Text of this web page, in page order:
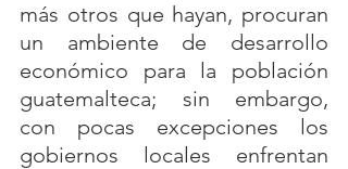
más otros que hayan, procuran
un ambiente de desarrollo
económico para la población
guatemalteca; sin embargo,
con pocas excepciones los
gobiernos locales enfrentan